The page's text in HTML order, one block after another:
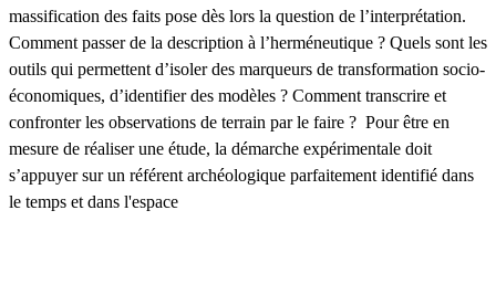
massification des faits pose dès lors la question de l’interprétation.
Comment passer de la description à l’herméneutique ? Quels sont les
outils qui permettent d’isoler des marqueurs de transformation socio-
économiques, d’identifier des modèles ? Comment transcrire et
confronter les observations de terrain par le faire ? Pour être en
mesure de réaliser une étude, la démarche expérimentale doit
s’appuyer sur un référent archéologique parfaitement identifié dans
le temps et dans l'espace